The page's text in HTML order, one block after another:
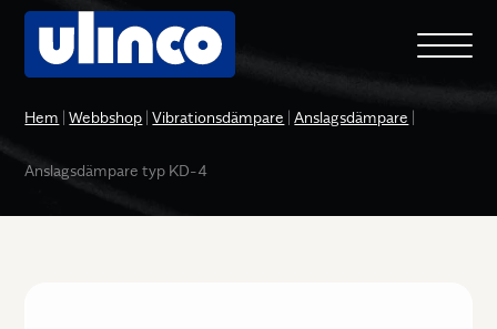
Hem Webbshop Vibrationsdämpare Anslagsdämpare
Anslagsdämpare typ KD-4